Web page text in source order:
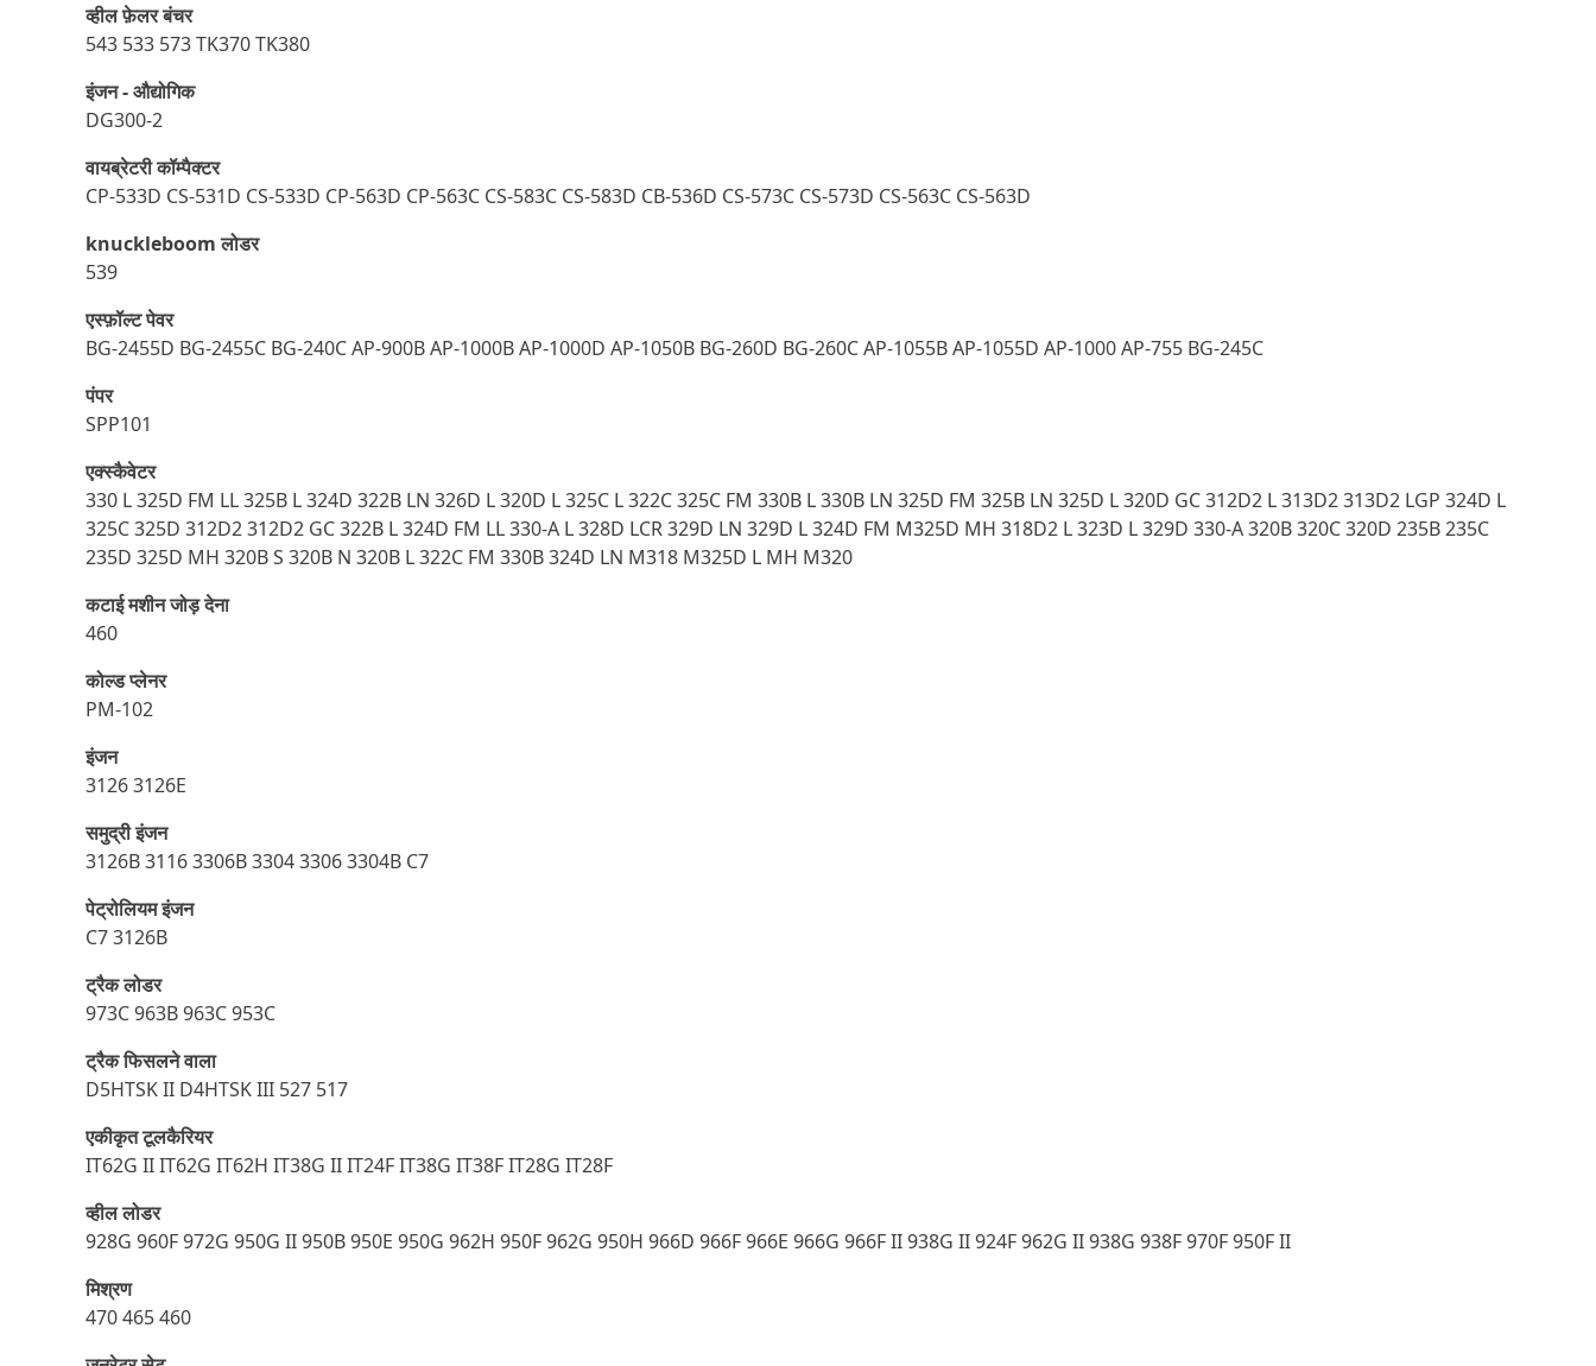
व्हील फ़ेलर बंचर
543 533 573 TK370 TK380
इंजन - औद्योगिक
DG300-2
वायब्रेटरी कॉम्पैक्टर
CP-533D CS-531D CS-533D CP-563D CP-563C CS-583C CS-583D CB-536D CS-573C CS-573D CS-563C CS-563D
knuckleboom लोडर
539
एस्‍फ़ॉल्‍ट पेवर
BG-2455D BG-2455C BG-240C AP-900B AP-1000B AP-1000D AP-1050B BG-260D BG-260C AP-1055B AP-1055D AP-1000 AP-755 BG-245C
पंपर
SPP101
एक्स्कैवेटर
330 L 325D FM LL 325B L 324D 322B LN 326D L 320D L 325C L 322C 325C FM 330B L 330B LN 325D FM 325B LN 325D L 320D GC 312D2 L 313D2 313D2 LGP 324D L
325C 325D 312D2 312D2 GC 322B L 324D FM LL 330-A L 328D LCR 329D LN 329D L 324D FM M325D MH 318D2 L 323D L 329D 330-A 320B 320C 320D 235B 235C
235D 325D MH 320B S 320B N 320B L 322C FM 330B 324D LN M318 M325D L MH M320
कटाई मशीन जोड़ देना
460
कोल्ड प्लेनर
PM-102
इंजन
3126 3126E
समुद्री इंजन
3126B 3116 3306B 3304 3306 3304B C7
पेट्रोलियम इंजन
C7 3126B
ट्रैक लोडर
973C 963B 963C 953C
ट्रैक फिसलने वाला
D5HTSK II D4HTSK III 527 517
एकीकृत टूलकैरियर
IT62G II IT62G IT62H IT38G II IT24F IT38G IT38F IT28G IT28F
व्हील लोडर
928G 960F 972G 950G II 950B 950E 950G 962H 950F 962G 950H 966D 966F 966E 966G 966F II 938G II 924F 962G II 938G 938F 970F 950F II
मिश्रण
470 465 460